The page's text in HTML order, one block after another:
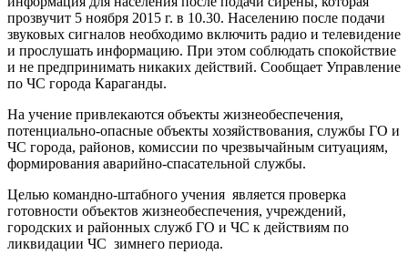
прозвучит 5 ноября 2015 г. в 10.30. Населению после подачи
звуковых сигналов необходимо включить радио и телевидение
и прослушать информацию. При этом соблюдать спокойствие
и не предпринимать никаких действий. Сообщает Управление
по ЧС города Караганды.
На учение привлекаются объекты жизнеобеспечения,
потенциально-опасные объекты хозяйствования, службы ГО и
ЧС города, районов, комиссии по чрезвычайным ситуациям,
формирования аварийно-спасательной службы.
Целью командно-штабного учения является проверка
готовности объектов жизнеобеспечения, учреждений,
городских и районных служб ГО и ЧС к действиям по
ликвидации ЧС зимнего периода.